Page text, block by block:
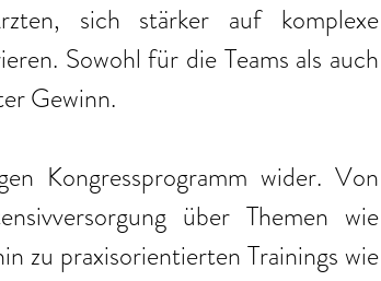
sich stärker auf komplexe
Sowohl für die Teams als auch
Gewinn.
Kongressprogramm wider. Von
über Themen wie
zu praxisorientierten Trainings wie